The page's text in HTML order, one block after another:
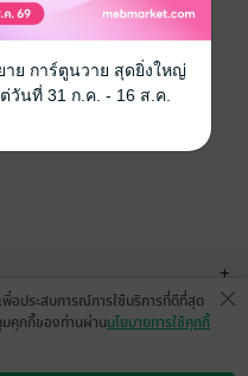
+
อประสบการณ์การใช้บริการที่ดีที่สุด
มคุกกี้ของท่านผ่านนโยบายการใช้คุกกี้
าย การ์ตูนวาย สุดยิ่งใหญ่
นที่ 31 ก.ค. - 16 ส.ค.